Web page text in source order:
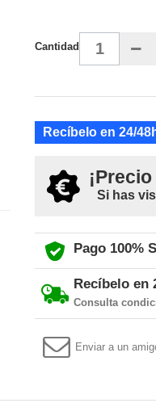
Cantidad
Recíbelo en 24/
Si has
Pago 100%
Recíbelo en
Consulta
Enviar a un